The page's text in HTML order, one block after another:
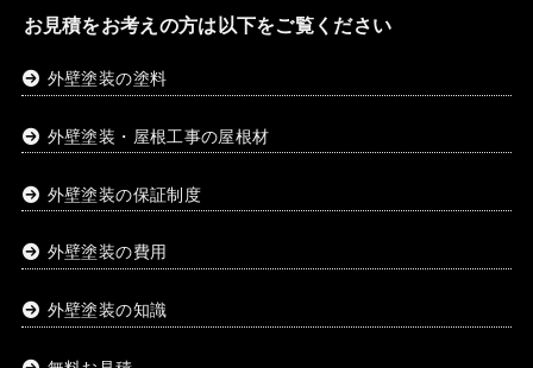
お見積をお考えの方は以下をご覧ください
外壁塗装の塗料
外壁塗装・屋根工事の屋根材
外壁塗装の保証制度
外壁塗装の費用
外壁塗装の知識